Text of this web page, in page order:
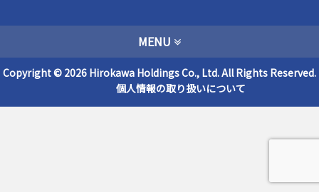
MENU
Copyright © 2026 Hirokawa Holdings Co., Ltd. All Rights Reserved.
個人情報の取り扱いについて